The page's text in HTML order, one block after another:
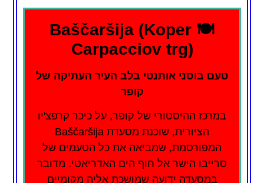
🍽️ Baščaršija (Koper
Carpacciov trg)
טעם בוסני אותנטי בלב העיר העתיקה של
קופר
במרכז ההיסטורי של קופר, על כיכר קרפצ'יו
הציורית, שוכנת מסעדת Baščaršija
המפורסמת, שמביאה את כל הטעמים של
סרייבו הישר אל חוף הים האדריאטי. מדובר
במסעדה ידועה שמושכת אליה מקומיים